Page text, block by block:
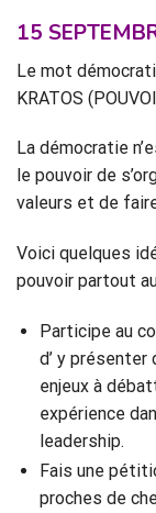
15
Le mot
KRATOS
La démocratie
le pouvoir de
valeurs et de
Voici quelques
pouvoir partout
Participe au
d’ y
enjeux à
expérience
leadership.
Fais une
proches de